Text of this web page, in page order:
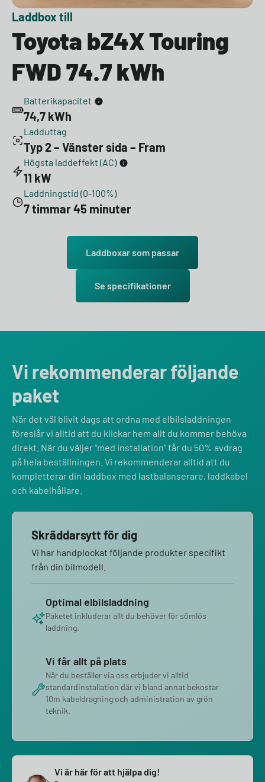
Laddbox till
Toyota bZ4X Touring
FWD 74.7 kWh
Batterikapacitet
74,7 kWh
Ladduttag
Typ 2 – Vänster sida – Fram
Högsta laddeffekt (AC)
11 kW
Laddningstid (0-100%)
7 timmar 45 minuter
Laddboxar som passar
Se specifikationer
Vi rekommenderar följande
paket
När det väl blivit dags att ordna med elbilsladdningen
föreslår vi alltid att du klickar hem allt du kommer behöva
direkt. När du väljer “med installation” får du 50% avdrag
på hela beställningen. Vi rekommenderar alltid att du
kompletterar din laddbox med lastbalanserare, laddkabel
och kabelhållare.
Skräddarsytt för dig
Vi har handplockat följande produkter specifikt
från din bilmodell.
Optimal elbilsladdning
Paketet inkluderar allt du behöver för sömlös
laddning.
Vi får allt på plats
När du beställer via oss erbjuder vi alltid
standardinstallation där vi bland annat bekostar
10m kabeldragning och administration av grön
teknik.
Vi är här för att hjälpa dig!